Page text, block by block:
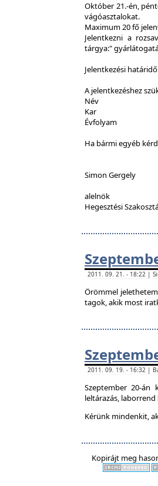
Október 21.-én,
vágóasztalokat.
Maximum 20 fő
Jelentkezni a
tárgya:"
Jelentkezési
A jelentkezéshez
Név
Kar
Évfolyam
Ha bármi egyéb
Simon Gergely
alelnök
Hegesztési
2011. 09. 21. - 18:22 |
Örömmel
tagok, akik most
2011. 09. 19. - 16:32 |
Szeptember 20-
leltárazás,
Kérünk mindenkit,
Kopirájt meg